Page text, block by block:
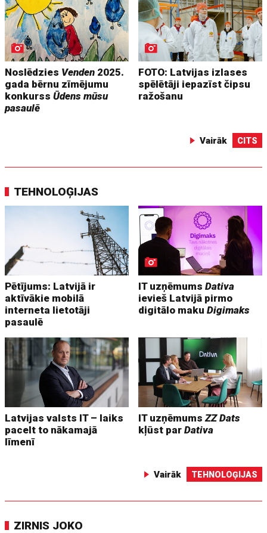
Noslēdzies Venden 2025.
gada bērnu zīmējumu
konkurssŪdens mūsu
pasaulē
FOTO: Latvijas izlases
spēlētāji iepazīst čipsu
ražošanu
Vairāk CITS
TEHNOLOĢIJAS
Pētījums: Latvijā ir
aktīvākie mobilā
interneta lietotāji
pasaulē
IT uzņēmumsDativa
ievieš Latvijā pirmo
digitālo makuDigimaks
Latvijas valsts IT – laiks
pacelt to nākamajā
līmenī
IT uzņēmumsZZ Dats
kļūst parDativa
Vairāk TEHNOLOĢIJAS
ZIRNIS JOKO